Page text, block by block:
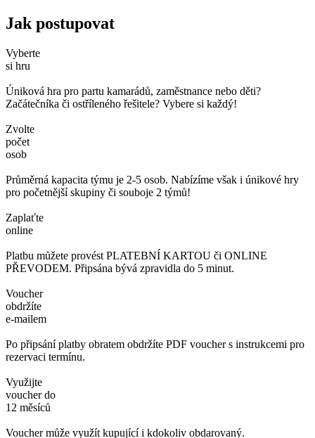
Jak postupovat
Vyberte
si hru
Úniková hra pro partu kamarádů, zaměstnance nebo děti?
Začátečníka či ostříleného řešitele? Vybere si každý!
Zvolte
počet
osob
Průměrná kapacita týmu je 2-5 osob. Nabízíme však i únikové hry
pro početnější skupiny či souboje 2 týmů!
Zaplaťte
online
Platbu můžete provést PLATEBNÍ KARTOU či ONLINE
PŘEVODEM. Připsána bývá zpravidla do 5 minut.
Voucher
obdržíte
e-mailem
Po připsání platby obratem obdržíte PDF voucher s instrukcemi pro
rezervaci termínu.
Využijte
voucher do
12 měsíců
Voucher může využít kupující i kdokoliv obdarovaný.